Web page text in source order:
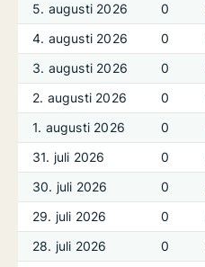
5. augusti 2026
0
4. augusti 2026
0
3. augusti 2026
0
2. augusti 2026
0
1. augusti 2026
0
31. juli 2026
0
30. juli 2026
0
29. juli 2026
0
28. juli 2026
0